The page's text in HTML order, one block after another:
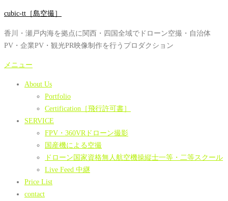
コ
テ
ン
ツ
cubic-tt［島空撮］
香川・瀬戸内海を拠点に関西・四国全域でドローン空撮・自治体
PV・企業PV・観光PR映像制作を行うプロダクション
メニュー
About Us
Portfolio
Certification［飛行許可書］
SERVICE
FPV・360VRドローン撮影
国産機による空撮
ドローン国家資格無人航空機操縦士一等・二等スクール
Live Feed 中継
Price List
contact